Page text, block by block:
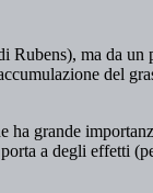
Rubens), ma da
del
grande
a degli effetti